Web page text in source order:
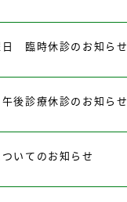
日 臨時休診のお知らせ
後診療休診のお知らせ
いてのお知らせ